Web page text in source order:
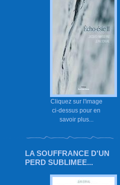
Cliquez sur l'image
ci-dessus pour en
savoir plus...
LA SOUFFRANCE D'UN
PERD SUBLIMEE...